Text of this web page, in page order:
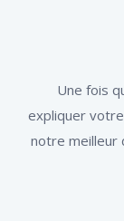
Une fois
expliquer
notre meilleur